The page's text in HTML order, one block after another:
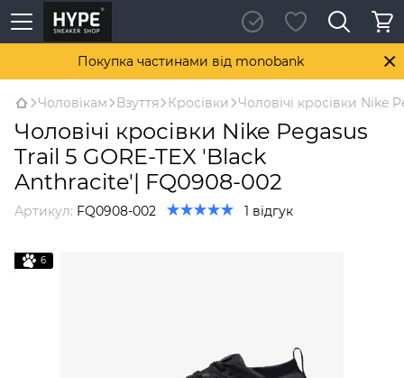
Покупка частинами від monobank
Чоловікам Взуття Кросівки Чоловічі кросівки Nike
Чоловічі кросівки Nike Pegasus
Trail 5 GORE-TEX 'Black
Anthracite'| FQ0908-002
Артикул: FQ0908-002 1 відгук
6